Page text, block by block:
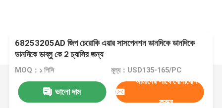
68253205AD জিপ চেরোকি এয়ার সাসপেনশন ডানদিকে ডানদিকে
ডানদিকে ডাব্লু কে 2 চ্যাসির জন্য
MOQ：১ পিসি মূল্য：USD135-165/PC
ভালো দাম
আমাদের সাথে যোগাযোগ
করুন